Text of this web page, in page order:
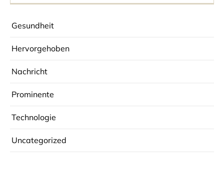
Gesundheit
Hervorgehoben
Nachricht
Prominente
Technologie
Uncategorized